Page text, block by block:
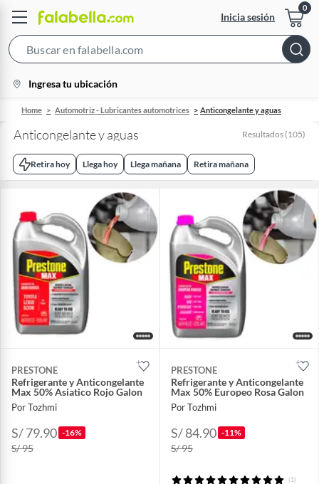
Inicia sesión
Bar
location-
icon
Ingresa tu ubicación
Home Automotriz - Lubricantes automotrices Anticongelante y aguas
Anticongelante y aguas Resultados (105)
Retira hoy Llega hoy Llega mañana Retira mañana
PRESTONE
Refrigerante y Anticongelante
Max 50% Asiatico Rojo Galon
Por Tozhmi
S/ 79.90 -16%
S/ 95
PRESTONE
Refrigerante y Anticongelante
Max 50% Europeo Rosa Galon
Por Tozhmi
S/ 84.90 -11%
S/ 95
(1)